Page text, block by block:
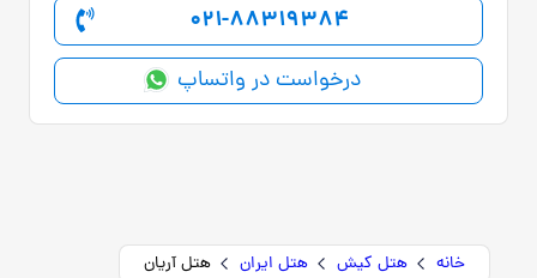
خانه هتل کیش هتل ایران هتل آریان
021-88319384
درخواست در واتساپ